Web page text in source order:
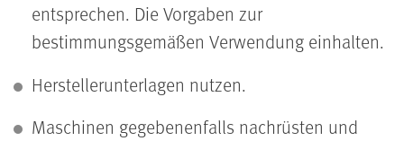
entsprechen. Die Vorgaben zur
bestimmungsgemäßen Verwendung einhalten.
Herstellerunterlagen nutzen.
Maschinen gegebenenfalls nachrüsten und